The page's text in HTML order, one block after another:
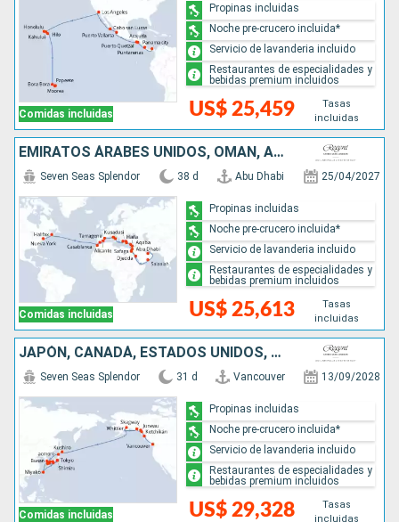
Comidas incluidas US$ 25,459
Tasas
incluidas
Propinas incluidas
Noche pre-crucero incluida*
Servicio de lavanderia incluido
Restaurantes de especialidades y
bebidas premium incluidos
EMIRATOS ÁRABES UNIDOS, OMAN, ARABIA SAUDÍ, EGIPTO, JORDANIA, ISRAEL, CHIPRE, TURQUÍA, GRECIA, ITALIA, ESPAÑA, MARRUECOS, CANADÁ, ESTADOS UNIDOS
Comidas incluidas
Seven Seas Splendor 38 d Abu Dhabi 25/04/2027
US$ 25,613
Tasas
incluidas
Propinas incluidas
Noche pre-crucero incluida*
Servicio de lavanderia incluido
Restaurantes de especialidades y
bebidas premium incluidos
JAPÓN, CANADÁ, ESTADOS UNIDOS, COREA DEL SUR
Comidas incluidas
Seven Seas Splendor 31 d Vancouver 13/09/2028
US$ 29,328
Tasas
incluidas
Propinas incluidas
Noche pre-crucero incluida*
Servicio de lavanderia incluido
Restaurantes de especialidades y
bebidas premium incluidos